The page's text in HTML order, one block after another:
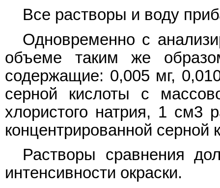
Все растворы и воду
Одновременно с
объеме таким же
содержащие: 0,005 мг,
серной кислоты с
хлористого натрия, 1 см3
концентрированной серной
Растворы сравнения
интенсивности окраски.